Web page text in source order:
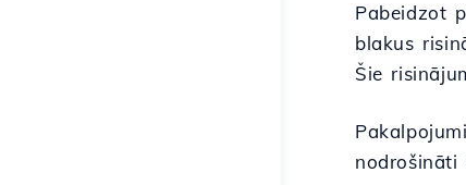
Pabeidzot
blakus
Šie